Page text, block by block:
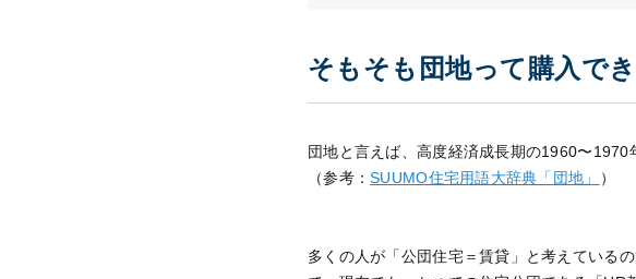
そもそも団地って購入でき
団地と言えば、高度経済成長期の1960〜1970
（参考：SUUMO住宅用語大辞典「団地」 ）
多くの人が「公団住宅＝賃貸」と考えている